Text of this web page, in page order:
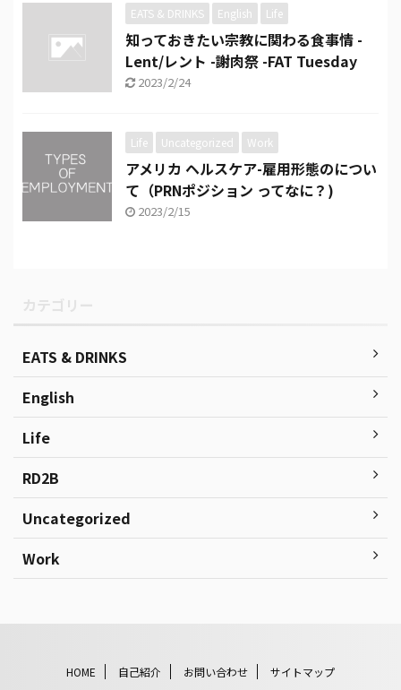
EATS & DRINKS English Life
知っておきたい宗教に関わる食事情 -
Lent/レント -謝肉祭 -FAT Tuesday
2023/2/24
Life Uncategorized Work
アメリカ ヘルスケア-雇用形態のについ
て（PRNポジション ってなに？)
2023/2/15
EATS & DRINKS
English
Life
RD2B
Uncategorized
Work
HOME 自己紹介 お問い合わせ サイトマップ